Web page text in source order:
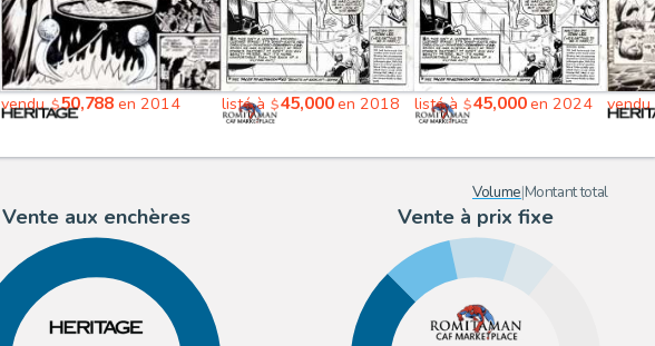
vendu$50,788en 2014 listé à $45,000en 2018 listé à $45,000en 2024 vendu
Volume|Montant total
Vente aux enchères Vente à prix fixe